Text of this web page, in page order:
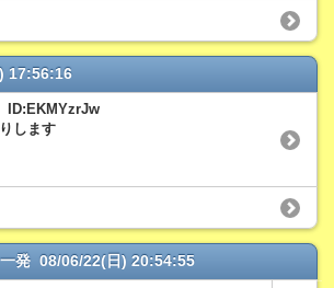
17:56:16
ID:EKMYzrJw
します
発 08/06/22(日) 20:54:55